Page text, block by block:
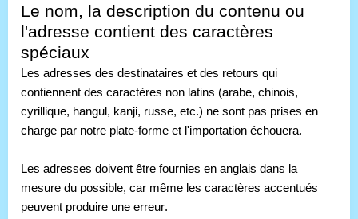
Le nom, la description du contenu ou
l'adresse contient des caractères
spéciaux
Les adresses des destinataires et des retours qui
contiennent des caractères non latins (arabe, chinois,
cyrillique, hangul, kanji, russe, etc.) ne sont pas prises en
charge par notre plate-forme et l'importation échouera.
Les adresses doivent être fournies en anglais dans la
mesure du possible, car même les caractères accentués
peuvent produire une erreur.